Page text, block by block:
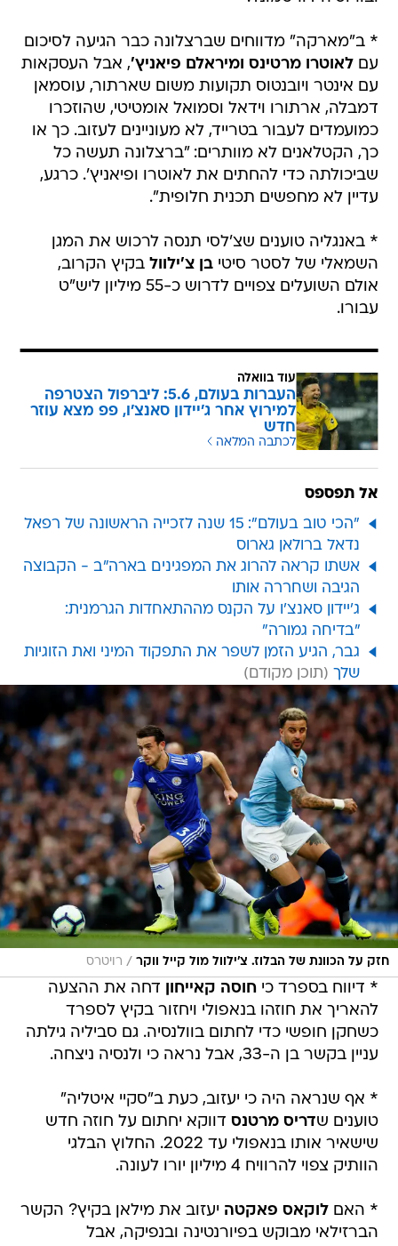
* ב"מארקה" מדווחים שברצלונה כבר הגיעה לסיכום
עםלאוטרו מרטינס ומיראלם פיאניץ', אבל העסקאות
עם אינטר ויובנטוס תקועות משום שארתור, עוסמאן
דמבלה, ארתורו וידאל וסמואל אומטיטי, שהוזכרו
כמועמדים לעבור בטרייד, לא מעוניינים לעזוב. כך או
כך, הקטלאנים לא מוותרים: "ברצלונה תעשה כל
שביכולתה כדי להחתים את לאוטרו ופיאניץ'. כרגע,
עדיין לא מחפשים תכנית חלופית".
* באנגליה טוענים שצ'לסי תנסה לרכוש את המגן
השמאלי של לסטר סיטיבן צ'ילוול בקיץ הקרוב,
אולם השועלים צפויים לדרוש כ-55 מיליון ליש"ט
עבורו.
עוד בוואלה
העברות בעולם, 5.6: ליברפול הצטרפה
למירוץ אחר ג'יידון סאנצ'ו, פפ מצא עוזר
חדש
לכתבה המלאה
אל תפספס
"הכי טוב בעולם": 15 שנה לזכייה הראשונה של רפאל
נדאל ברולאן גארוס
אשתו קראה להרוג את המפגינים בארה"ב - הקבוצה
הגיבה ושחררה אותו
ג'יידון סאנצ'ו על הקנס מההתאחדות הגרמנית:
"בדיחה גמורה"
גבר, הגיע הזמן לשפר את התפקוד המיני ואת הזוגיות
שלך
חזק על הכוונת של הבלוז. צ'ילוול מול קייל ווקר / רויטרס
* דיווח בספרד כיחוסה קאייחון דחה את ההצעה
להאריך את חוזהו בנאפולי ויחזור בקיץ לספרד
כשחקן חופשי כדי לחתום בוולנסיה. גם סביליה גילתה
עניין בקשר בן ה-33, אבל נראה כי ולנסיה ניצחה.
* אף שנראה היה כי יעזוב, כעת ב"סקיי איטליה"
טוענים שדריס מרטנס דווקא יחתום על חוזה חדש
שישאיר אותו בנאפולי עד 2022. החלוץ הבלגי
הוותיק צפוי להרוויח 4 מיליון יורו לעונה.
* האםלוקאס פאקטה יעזוב את מילאן בקיץ? הקשר
הברזילאי מבוקש בפיורנטינה ובנפיקה, אבל